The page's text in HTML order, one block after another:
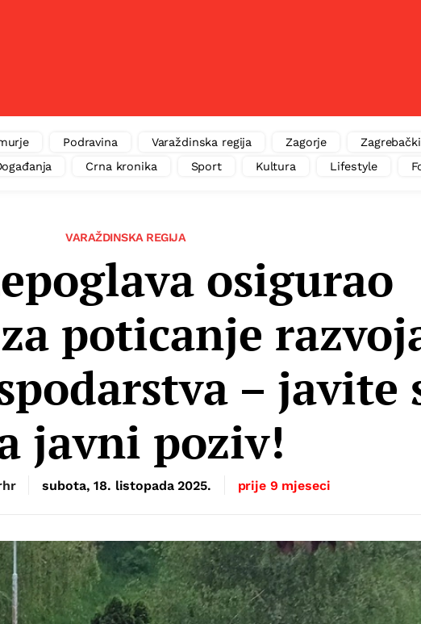
Podravina Varaždinska regija Zagorje
Crna kronika Sport Kultura Lifestyle
VARAŽDINSKA REGIJA
osigurao
poticanje
– javite
javni poziv!
subota, 18. listopada 2025. prije 9 mjeseci